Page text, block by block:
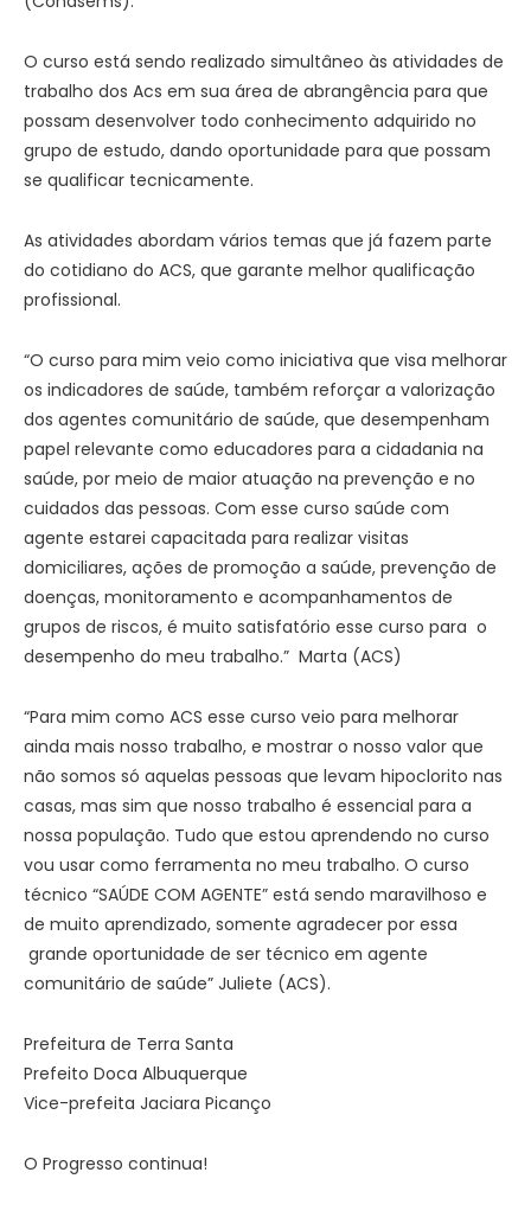
O curso está sendo realizado simultâneo às atividades de
trabalho dos Acs em sua área de abrangência para que
possam desenvolver todo conhecimento adquirido no
grupo de estudo, dando oportunidade para que possam
se qualificar tecnicamente.
As atividades abordam vários temas que já fazem parte
do cotidiano do ACS, que garante melhor qualificação
profissional.
“O curso para mim veio como iniciativa que visa melhorar
os indicadores de saúde, também reforçar a valorização
dos agentes comunitário de saúde, que desempenham
papel relevante como educadores para a cidadania na
saúde, por meio de maior atuação na prevenção e no
cuidados das pessoas. Com esse curso saúde com
agente estarei capacitada para realizar visitas
domiciliares, ações de promoção a saúde, prevenção de
doenças, monitoramento e acompanhamentos de
grupos de riscos, é muito satisfatório esse curso para o
desempenho do meu trabalho.” Marta (ACS)
“Para mim como ACS esse curso veio para melhorar
ainda mais nosso trabalho, e mostrar o nosso valor que
não somos só aquelas pessoas que levam hipoclorito nas
casas, mas sim que nosso trabalho é essencial para a
nossa população. Tudo que estou aprendendo no curso
vou usar como ferramenta no meu trabalho. O curso
técnico “SAÚDE COM AGENTE” está sendo maravilhoso e
de muito aprendizado, somente agradecer por essa
grande oportunidade de ser técnico em agente
comunitário de saúde” Juliete (ACS).
Prefeitura de Terra Santa
Prefeito Doca Albuquerque
Vice-prefeita Jaciara Picanço
O Progresso continua!